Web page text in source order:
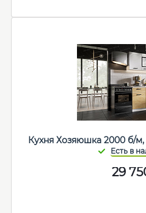
Кухня Хозяюшка 2000 б/
29